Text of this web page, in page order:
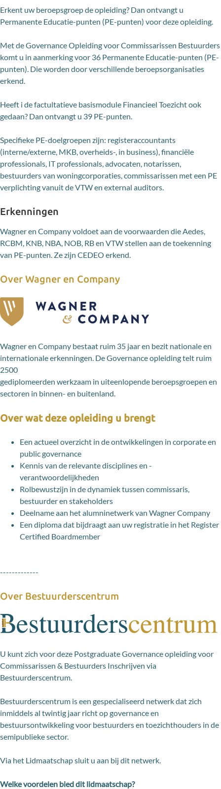
Erkent uw beroepsgroep de opleiding? Dan ontvangt u
Permanente Educatie-punten (PE-punten) voor deze opleiding.
Met de Governance Opleiding voor Commissarissen Bestuurders
komt u in aanmerking voor 36 Permanente Educatie-punten (PE-
punten). Die worden door verschillende beroepsorganisaties
erkend.
Heeft i de factultatieve basismodule Financieel Toezicht ook
gedaan? Dan ontvangt u 39 PE-punten.
Specifieke PE-doelgroepen zijn: registeraccountants
(interne/externe, MKB, overheids-, in business), financiële
professionals, IT professionals, advocaten, notarissen,
bestuurders van woningcorporaties, commissarissen met een PE
verplichting vanuit de VTW en external auditors.
Erkenningen
Wagner en Company voldoet aan de voorwaarden die Aedes,
RCBM, KNB, NBA, NOB, RB en VTW stellen aan de toekenning
van PE-punten. Ze zijn CEDEO erkend.
Over Wagner en Company
Wagner en Company bestaat ruim 35 jaar en bezit nationale en
internationale erkenningen. De Governance opleiding telt ruim
2500
gediplomeerden werkzaam in uiteenlopende beroepsgroepen en
sectoren in binnen- en buitenland.
Over wat deze opleiding u brengt
Een actueel overzicht in de ontwikkelingen in corporate en
public governance
Kennis van de relevante disciplines en -
verantwoordelijkheden
Rolbewustzijn in de dynamiek tussen commissaris,
bestuurder en stakeholders
Deelname aan het alumninetwerk van Wagner Company
Een diploma dat bijdraagt aan uw registratie in het Register
Certified Boardmember
-------------
Over Bestuurderscentrum
U kunt zich voor deze Postgraduate Governance opleiding voor
Commissarissen & Bestuurders Inschrijven via
Bestuurderscentrum.
Bestuurderscentrum is een gespecialiseerd netwerk dat zich
inmiddels al twintig jaar richt op governance en
bestuursontwikkeling voor bestuurders en toezichthouders in de
semipublieke sector.
Via het Lidmaatschap sluit u aan bij dit netwerk.
Welke voordelen bied dit lidmaatschap?